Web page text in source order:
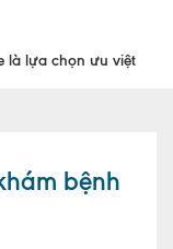
là lựa chọn ưu việt
bệnh